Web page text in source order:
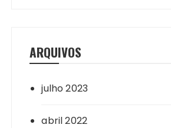
ARQUIVOS
julho 2023
abril 2022